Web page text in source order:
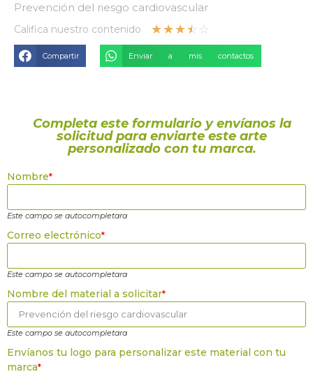
Prevención del riesgo cardiovascular
Califica nuestro contenido ☆☆☆☆ ☆
Compartir Enviar a mis contactos
Completa este formulario y envíanos la
solicitud para enviarte este arte
personalizado con tu marca.
Nombre*
Este campo se autocompletara
Correo electrónico*
Este campo se autocompletara
Nombre del material a solicitar*
Este campo se autocompletara
Envíanos tu logo para personalizar este material con tu
marca*